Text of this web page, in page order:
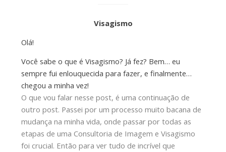
Visagismo
Olá!
Você sabe o que é Visagismo? Já fez? Bem… eu
sempre fui enlouquecida para fazer, e finalmente…
chegou a minha vez!
O que vou falar nesse post, é uma continuação de
outro post. Passei por um processo muito bacana de
mudança na minha vida, onde passar por todas as
etapas de uma Consultoria de Imagem e Visagismo
foi crucial. Então para ver tudo de incrível que